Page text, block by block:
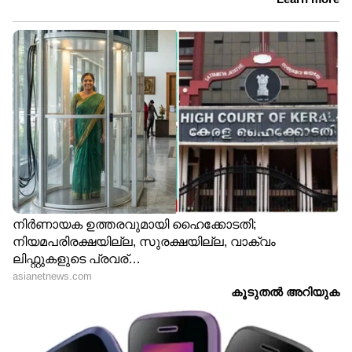
Image Credit :Getty
ഹൃദയാരോഗ്യം മെച്ചപ്പെടുത്തുന്നു
മഖാനയിൽ നിരവധി ആരോഗ്യ ഗുണങ്ങൾ
അടങ്ങിയിട്ടുണ്ട്. ഇത് ദിവസവും കഴിക്കുന്നത്
ഹൃദയാരോഗ്യം മെച്ചപ്പെടുത്താൻ സഹായിക്കും.
LATEST VIDEOS